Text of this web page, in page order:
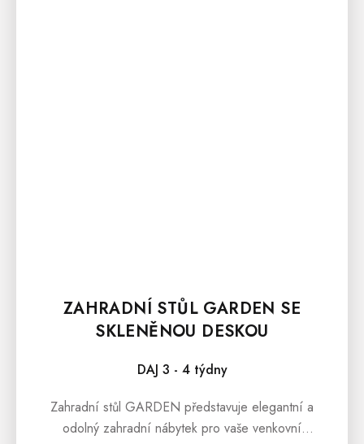
ZAHRADNÍ STŮL GARDEN SE
SKLENĚNOU DESKOU
DAJ 3 - 4 týdny
Zahradní stůl GARDEN představuje elegantní a
odolný zahradní nábytek pro vaše venkovní